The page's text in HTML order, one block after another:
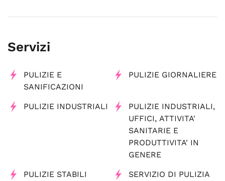
Servizi
PULIZIE E
SANIFICAZIONI
PULIZIE GIORNALIERE
PULIZIE INDUSTRIALI
PULIZIE INDUSTRIALI,
UFFICI, ATTIVITA'
SANITARIE E
PRODUTTIVITA' IN
GENERE
PULIZIE STABILI
SERVIZIO DI PULIZIA